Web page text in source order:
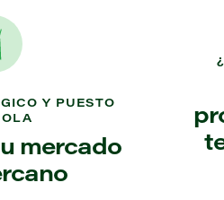
Y PUESTO
mercado